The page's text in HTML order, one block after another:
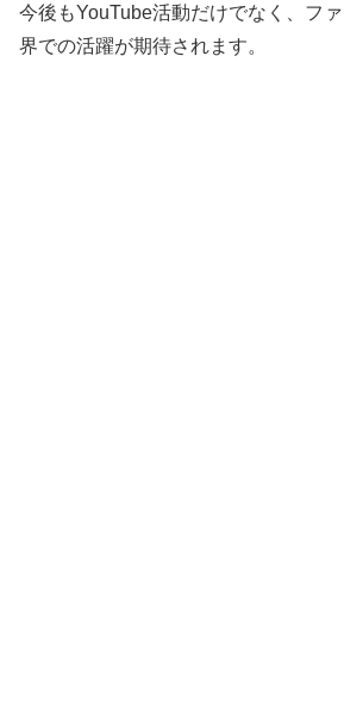
今後もYouTube活動だけでなく、フ
界での活躍が期待されます。